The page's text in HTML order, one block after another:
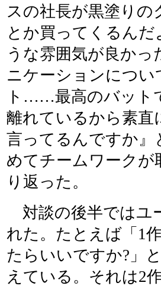
スの社長が黒塗り
とか買ってくるん
うな雰囲気が良か
ニケーションにつ
ト……最高のバット
離れているから素直
言ってるんですか
めてチームワーク
り返った。
対談の後半ではユ
れた。たとえば「1
たらいいですか?」
えている。それは2